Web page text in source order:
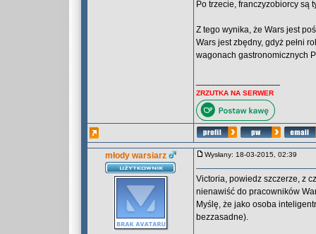
Po trzecie, franczyzobiorcy są
Z tego wynika, że Wars jest
Wars jest zbędny, gdyż pełni
wagonach gastronomicznych
ZRZUTKA NA SERWER
młody warsiarz Wysłany: 18-03-2015, 02:39
Victoria, powiedz szczerze, z
nienawiść do pracowników
Myślę, że jako osoba
bezzasadne).